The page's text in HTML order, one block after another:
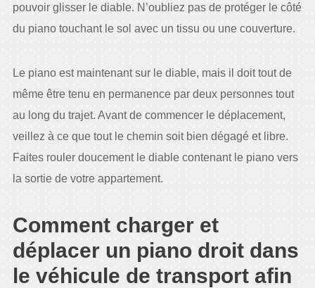
pouvoir glisser le diable. N’oubliez pas de protéger le côté
du piano touchant le sol avec un tissu ou une couverture.
Le piano est maintenant sur le diable, mais il doit tout de
même être tenu en permanence par deux personnes tout
au long du trajet. Avant de commencer le déplacement,
veillez à ce que tout le chemin soit bien dégagé et libre.
Faites rouler doucement le diable contenant le piano vers
la sortie de votre appartement.
Comment charger et
déplacer un piano droit dans
le véhicule de transport afin